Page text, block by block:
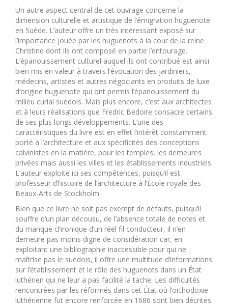
Un autre aspect central de cet ouvrage concerne la
dimension culturelle et artistique de l’émigration huguenote
en Suède. L’auteur offre un très intéressant exposé sur
l’importance jouée par les huguenots à la cour de la reine
Christine dont ils ont composé en partie l’entourage.
L’épanouissement culturel auquel ils ont contribué est ainsi
bien mis en valeur à travers l’évocation des jardiniers,
médecins, artistes et autres négociants en produits de luxe
d’origine huguenote qui ont permis l’épanouissement du
milieu curial suédois. Mais plus encore, c’est aux architectes
et à leurs réalisations que Fredric Bedoire consacre certains
de ses plus longs développements. L’une des
caractéristiques du livre est en effet l’intérêt constamment
porté à l’architecture et aux spécificités des conceptions
calvinistes en la matière, pour les temples, les demeures
privées mais aussi les villes et les établissements industriels.
L’auteur exploite ici ses compétences, puisqu’il est
professeur d’histoire de l’architecture à l’École royale des
Beaux-Arts de Stockholm.
Bien que ce livre ne soit pas exempt de défauts, puisqu’il
souffre d’un plan décousu, de l’absence totale de notes et
du manque chronique d’un réel fil conducteur, il n’en
demeure pas moins digne de considération car, en
exploitant une bibliographie inaccessible pour qui ne
maîtrise pas le suédois, il offre une multitude d’informations
sur l’établissement et le rôle des huguenots dans un État
luthérien qui ne leur a pas facilité la tache. Les difficultés
rencontrées par les réformés dans cet État où l’orthodoxie
luthérienne fut encore renforcée en 1686 sont bien décrites.